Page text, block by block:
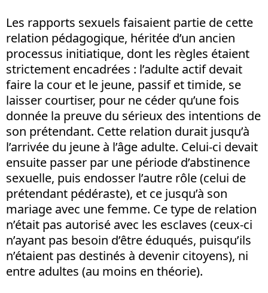
Les rapports sexuels faisaient partie de cette
relation pédagogique, héritée d’un ancien
processus initiatique, dont les règles étaient
strictement encadrées : l’adulte actif devait
faire la cour et le jeune, passif et timide, se
laisser courtiser, pour ne céder qu’une fois
donnée la preuve du sérieux des intentions de
son prétendant. Cette relation durait jusqu’à
l’arrivée du jeune à l’âge adulte. Celui-ci devait
ensuite passer par une période d’abstinence
sexuelle, puis endosser l’autre rôle (celui de
prétendant pédéraste), et ce jusqu’à son
mariage avec une femme. Ce type de relation
n’était pas autorisé avec les esclaves (ceux-ci
n’ayant pas besoin d’être éduqués, puisqu’ils
n’étaient pas destinés à devenir citoyens), ni
entre adultes (au moins en théorie).